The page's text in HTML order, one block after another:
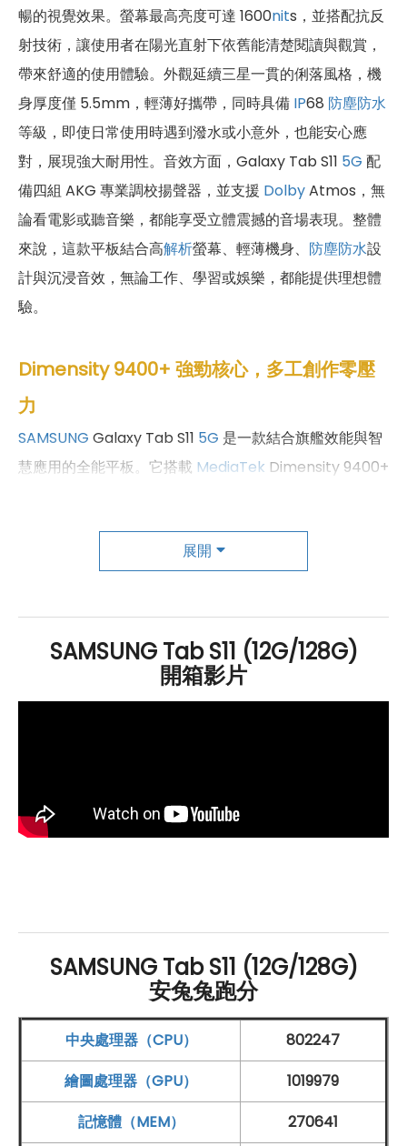
暢的視覺效果。螢幕最高亮度可達 1600nits，並搭配抗反
射技術，讓使用者在陽光直射下依舊能清楚閱讀與觀賞，
帶來舒適的使用體驗。外觀延續三星一貫的俐落風格，機
身厚度僅 5.5mm，輕薄好攜帶，同時具備 IP68 防塵防水
等級，即使日常使用時遇到潑水或小意外，也能安心應
對，展現強大耐用性。音效方面，Galaxy Tab S11 5G 配
備四組 AKG 專業調校揚聲器，並支援 DolbyAtmos，無
論看電影或聽音樂，都能享受立體震撼的音場表現。整體
來說，這款平板結合高解析螢幕、輕薄機身、 防塵防水設
計與沉浸音效，無論工作、學習或娛樂，都能提供理想體
驗。
Dimensity 9400+ 強勁核心，多工創作零壓
力
SAMSUNG Galaxy Tab S11 5G 是一款結合旗艦效能與智
慧應用的全能平板。它搭載 MediaTek Dimensity 9400+
，並支援最高 2TBmicroSD
提供 AI 搜尋圈、智慧相片編輯器、即時通話翻譯、生成慢
動作與人像棚拍等實用功能，讓創作更直覺、溝通更便
Wi-Fi 6E、藍牙5.4 與 5G
雙卡
雙待（含eSIM），連線快速穩定。全新升級的Samsung
度，還具備IP68防塵防水。搭配 Galaxy AI，S Pen 不僅
提升效率，更能激發創意，若加購 AI Key 鍵盤皮套，更能
視訊更清晰，遠距學習溝通最佳拍檔
SAMSUNGGalaxy Tab S115G不僅在效能與螢幕表現出
色，在影像功能上同樣展現實力。它搭載 1300 萬
置鏡頭，能精準捕捉生活中的各種場景。無論是拍攝壯麗
的自然風光、旅途中難忘的片段，還是日常需要掃描的文
件與文字，都能保持清晰細緻，確保畫質完整可讀。對於
工作者來說，使用平板即時紀錄與保存資料，也相當便
展開
SAMSUNG Tab S11 (12G/128G)
開箱影片
SAMSUNG Tab S11 (12G/128G)
安兔兔跑分
中央處理器（CPU）
802247
繪圖處理器（GPU）
1019979
記憶體（MEM）
270641